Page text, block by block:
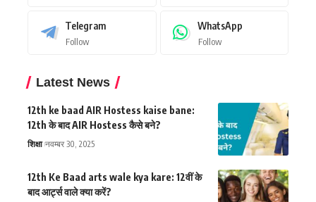
Telegram
Follow
WhatsApp
Follow
Latest News
12th ke baad AIR Hostess kaise bane:
12th के बाद AIR Hostess कैसे बने?
शिक्षा नवम्बर 30, 2025
12th Ke Baad arts wale kya kare: 12वीं के
बाद आर्ट्स वाले क्या करें?